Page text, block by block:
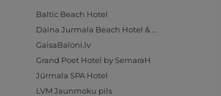
Baltic Beach Hotel
Daina Jurmala Beach Hotel & SPA
GaisaBaloni.lv
Grand Poet Hotel by SemaraH
Jūrmala SPA Hotel
LVM Jaunmoku pils